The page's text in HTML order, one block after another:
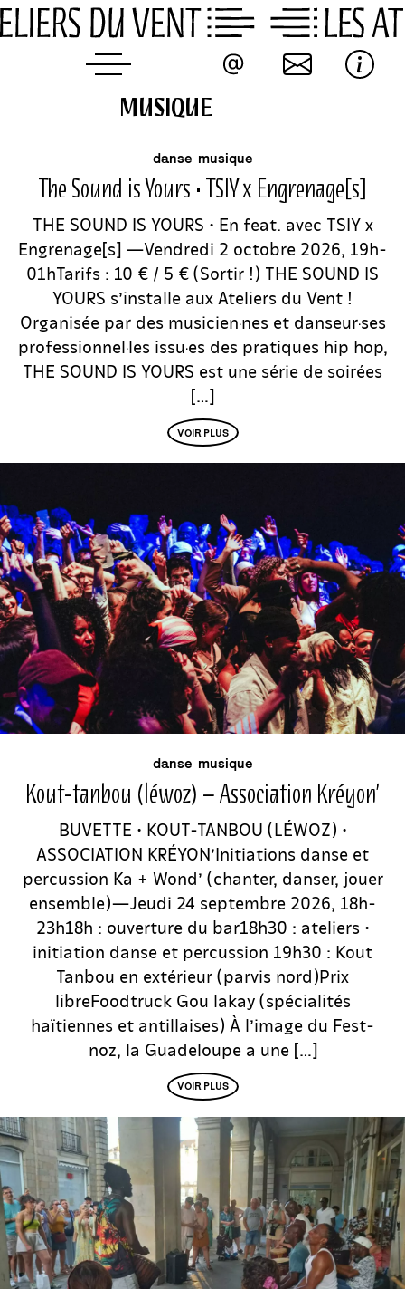
Skip
to
MUSIQUE
MUSIQUE
danse événement
musique
The Sound is Yours • TSIY x Engrenage[s]
THE SOUND IS YOURS • En feat. avec TSIY x
Engrenage[s] —Vendredi 2 octobre 2026, 19h-
01hTarifs : 10 € / 5 € (Sortir !) THE SOUND IS
YOURS s’installe aux Ateliers du Vent !
Organisée par des musicien·nes et danseur·ses
professionnel·les issu·es des pratiques hip hop,
THE SOUND IS YOURS est une série de soirées
[…]
VOIR PLUS
buvette
danse événement
musique
Kout-tanbou (léwoz) – Association Kréyon’
BUVETTE • KOUT-TANBOU (LÉWOZ) •
ASSOCIATION KRÉYON’Initiations danse et
percussion Ka + Wond’ (chanter, danser, jouer
ensemble)—Jeudi 24 septembre 2026, 18h-
23h18h : ouverture du bar18h30 : ateliers •
initiation danse et percussion 19h30 : Kout
Tanbou en extérieur (parvis nord)Prix
libreFoodtruck Gou lakay (spécialités
haïtiennes et antillaises) À l’image du Fest-
noz, la Guadeloupe a une […]
VOIR PLUS